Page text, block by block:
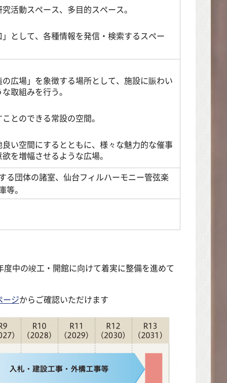
活動スペース、多目的スペース。
として、各種情報を発信・検索するスペー
広場」を象徴する場所として、施設に賑わい
取組みを行う。
とのできる常設の空間。
い空間にするとともに、様々な魅力的な催事
を増幅させるような広場。
る団体の諸室、仙台フィルハーモニー管弦楽
。
中の竣工・開館に向けて着実に整備を進めて
ージからご確認いただけます